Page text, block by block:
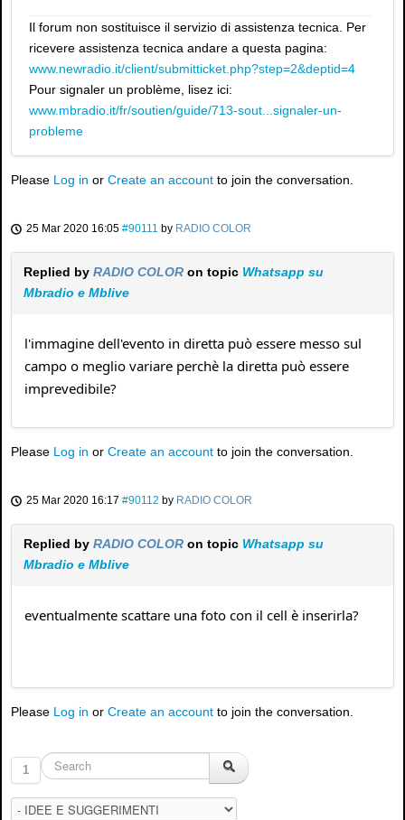
Il forum non sostituisce il servizio di assistenza tecnica. Per
ricevere assistenza tecnica andare a questa pagina:
www.newradio.it/client/submitticket.php?step=2&deptid=4
Pour signaler un problème, lisez ici:
www.mbradio.it/fr/soutien/guide/713-sout...signaler-un-
probleme
Please Log in or Create an account to join the conversation.
25 Mar 2020 16:05 #90111 by RADIO COLOR
Replied by RADIO COLOR on topic Whatsapp su
Mbradio e Mblive
l'immagine dell'evento in diretta può essere messo sul
campo o meglio variare perchè la diretta può essere
imprevedibile?
Please Log in or Create an account to join the conversation.
25 Mar 2020 16:17 #90112 by RADIO COLOR
Replied by RADIO COLOR on topic Whatsapp su
Mbradio e Mblive
eventualmente scattare una foto con il cell è inserirla?
Please Log in or Create an account to join the conversation.
1